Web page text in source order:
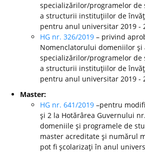
specializărilor/programelor
a structurii instituţiilor de
pentru anul universitar 2019 -
HG nr. 326/2019 – privind
Nomenclatorului domeniilor şi
specializărilor/programelor
a structurii instituţiilor de
pentru anul universitar 2019 -
Master:
HG nr. 641/2019 –pentru
şi 2 la Hotărârea Guvernului
domeniile şi programele de
master acreditate şi numărul
pot fi şcolarizaţi în anul